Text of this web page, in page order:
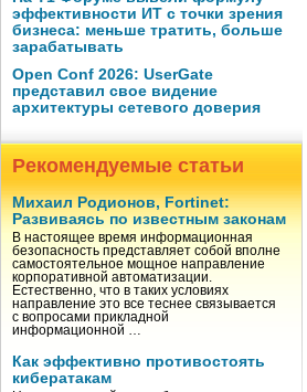
эффективности ИТ с точки зрения
бизнеса: меньше тратить, больше
зарабатывать
Open Conf 2026: UserGate
представил свое видение
архитектуры сетевого доверия
Рекомендуемые статьи
Михаил Родионов, Fortinet:
Развиваясь по известным законам
В настоящее время информационная
безопасность представляет собой вполне
самостоятельное мощное направление
корпоративной автоматизации.
Естественно, что в таких условиях
направление это все теснее связывается
с вопросами прикладной
информационной …
Как эффективно противостоять
кибератакам